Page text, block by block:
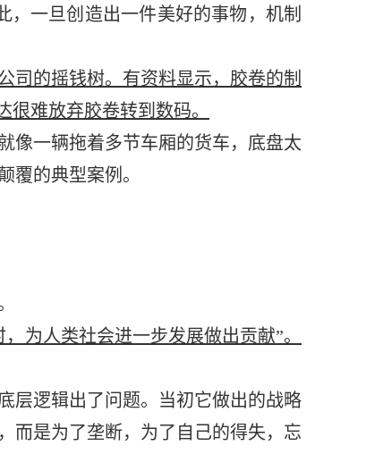
，一旦创造出一件美好的事物，机制
司的摇钱树。有资料显示，胶卷的制
难放弃胶卷转到数码。
一辆拖着多节车厢的货车，底盘太
覆的典型案例。
为人类社会进一步发展做出贡献”。
逻辑出了问题。当初它做出的战略
而是为了垄断，为了自己的得失，忘